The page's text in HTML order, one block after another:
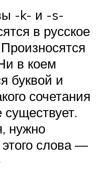
-k- и -s-
в русское
в коем
буквой и
сочетания
нужно
слова —